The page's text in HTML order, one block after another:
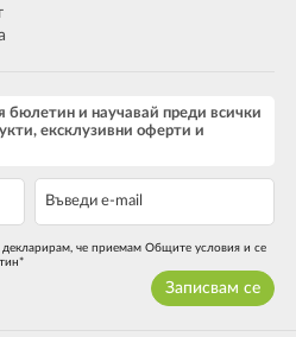
бюлетин и научавай преди всички
ексклузивни оферти и
декларирам, че приемам Общите условия и се
Записвам се